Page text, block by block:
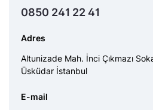
0850 241 22 41
Adres
Altunizade Mah. İnci Çıkmazı
Üsküdar İstanbul
E-mail